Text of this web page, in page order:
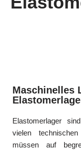
Maschinelles
Elastomerlager
vielen
müssen auf